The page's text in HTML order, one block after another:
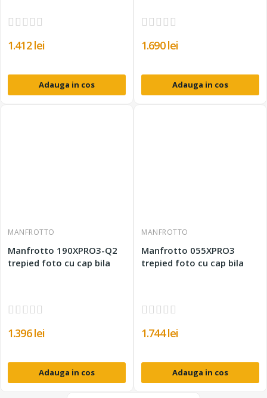
1.412 lei
Adauga in cos
1.690 lei
Adauga in cos
MANFROTTO
Manfrotto 190XPRO3-Q2
trepied foto cu cap bila
1.396 lei
Adauga in cos
MANFROTTO
Manfrotto 055XPRO3
trepied foto cu cap bila
1.744 lei
Adauga in cos